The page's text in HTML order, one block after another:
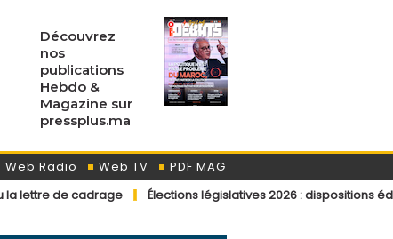
Découvrez
nos
publications
Hebdo &
Magazine sur
pressplus.ma
Web Radio Web TV
PDF MAG
Élections législatives 2026 : dispositions éditoriales